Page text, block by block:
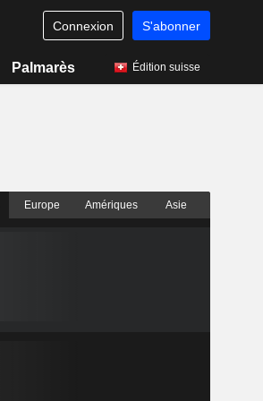
Connexion S'abonner
Palmarès Édition suisse
Europe Amériques Asie